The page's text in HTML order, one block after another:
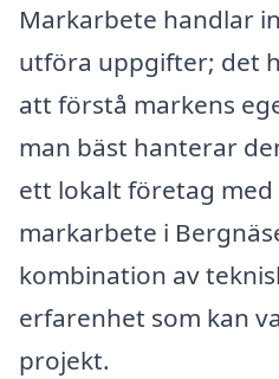
Markarbete handlar
utföra uppgifter; det
att förstå markens
man bäst hanterar
ett lokalt företag
markarbete i
kombination av
erfarenhet som kan
projekt.